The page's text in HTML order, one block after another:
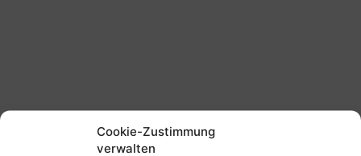
Cookie-Zustimmung
verwalten